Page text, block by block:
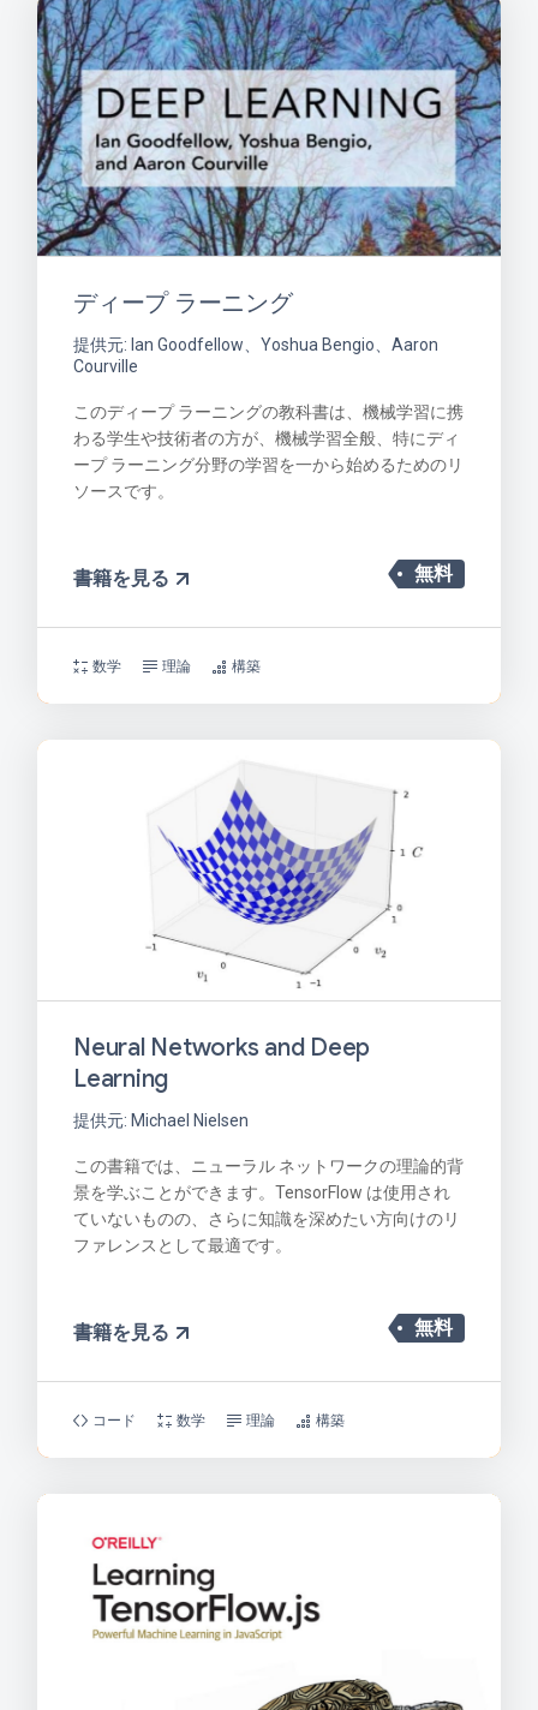
ディープ ラーニング
提供元: Ian Goodfellow、Yoshua Bengio、Aaron
Courville
このディープ ラーニングの教科書は、機械学習に携
わる学生や技術者の方が、機械学習全般、特にディ
ープ ラーニング分野の学習を一から始めるためのリ
ソースです。
無料
書籍を見る
数学 理論 構築
Neural Networks and Deep
Learning
提供元: Michael Nielsen
この書籍では、ニューラル ネットワークの理論的背
景を学ぶことができます。TensorFlow は使用され
ていないものの、さらに知識を深めたい方向けのリ
ファレンスとして最適です。
無料
書籍を見る
コード 数学 理論 構築